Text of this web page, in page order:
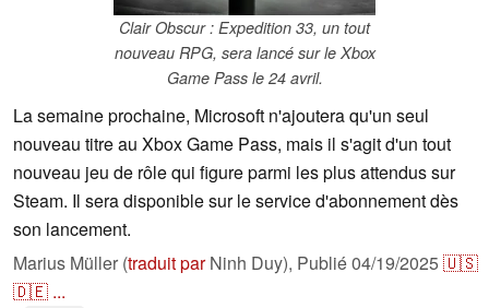
Clair Obscur : Expedition 33, un tout
nouveau RPG, sera lancé sur le Xbox
Game Pass le 24 avril.
La semaine prochaine, Microsoft n'ajoutera qu'un seul
nouveau titre au Xbox Game Pass, mais il s'agit d'un tout
nouveau jeu de rôle qui figure parmi les plus attendus sur
Steam. Il sera disponible sur le service d'abonnement dès
son lancement.
Marius Müller (traduit parNinh Duy), Publié04/19/2025🇺🇸
🇩🇪 ...